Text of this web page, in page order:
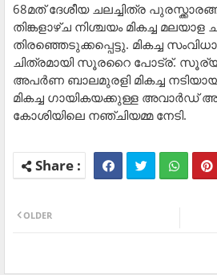
68മത് ദേശീയ ചലച്ചിത്ര
തിങ്കളാഴ്ച നിശ്ചയം മികച്ച മലയാള
തിരഞ്ഞെടുക്കപ്പെട്ടു. മികച്ച
ചിത്രമായി സൂരറൈ പോട്ര്.
അപർണ ബാലമുരളി മികച്ച
മികച്ച ഗായികയക്കുള്ള അവാർഡ്
കോശിയിലെ നഞ്ചിയമ്മ നേടി.
OLDER